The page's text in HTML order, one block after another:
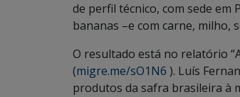
de perfil técnico, com sede em
bananas –e com carne, milho,
O resultado está no relatório
(migre.me/sO1N6 ). Luís
produtos da safra brasileira à